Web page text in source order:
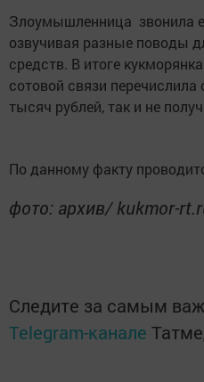
Злоумышленница звонила
озвучивая разные поводы
средств. В итоге
сотовой связи перечислила
тысяч рублей, так и не
По данному факту
фото: архив/ kukmor-
Следите за самым
Telegram-канале